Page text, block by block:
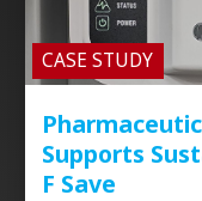
CASE STUDY
Supports
F Save